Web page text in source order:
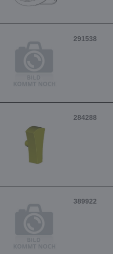
291538
284288
389922